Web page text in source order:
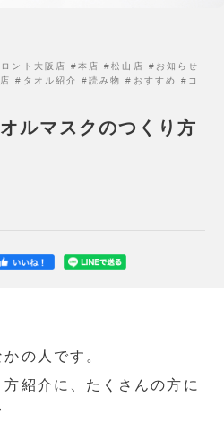
ント大阪店 本店 松山店
お知らせ
タオル紹介 読み物 おすすめ
コ
ルマスクのつくり方
の人です。
紹介に、たくさんの方に